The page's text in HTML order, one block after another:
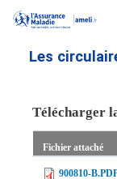
Les
Télécharger
Fichier attaché
900810-